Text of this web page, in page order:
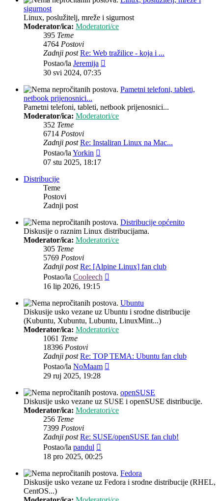
sigurnost
Linux, poslužitelj, mreže i sigurnost
Moderator/ica: Moderatori/ce
395 Teme
4764 Postovi
Zadnji post Re: Web tražilice - koja i ...
Postao/la Jeremija
30 svi 2024, 07:35
Pametni telefoni, tableti,
netbook prijenosnici...
Pametni telefoni, tableti, netbook prijenosnici...
Moderator/ica: Moderatori/ce
352 Teme
6714 Postovi
Zadnji post Re: Instaliran Linux na Mac...
Postao/laYorkin
post
07 stu 2025, 18:17
Distribucije
Teme
Postovi
Zadnji post
Distribucije općenito
Diskusije o raznim Linux distribucijama.
Moderator/ica: Moderatori/ce
305 Teme
5769 Postovi
Zadnji post Re: [Alpine Linux] fan club
Postao/la Cooleech
16 lip 2026, 19:15
Ubuntu
Diskusije usko vezane uz Ubuntu i srodne distribucije
(Kubuntu, Xubuntu, Lubuntu, LinuxMint...)
Moderator/ica: Moderatori/ce
1061 Teme
18396 Postovi
Zadnji post Re: TOP TEMA: Ubuntu fan club
Postao/la NoMaam
29 ruj 2025, 19:28
openSUSE
Diskusije usko vezane uz SUSE i openSUSE distribucije.
Moderator/ica: Moderatori/ce
256 Teme
7399 Postovi
Zadnji post Re: SUSE/openSUSE fan club!
Postao/la pandul
post
18 pro 2025, 00:25
Fedora
Diskusije usko vezane uz Fedora i srodne distribucije (RHEL,
CentOS...)